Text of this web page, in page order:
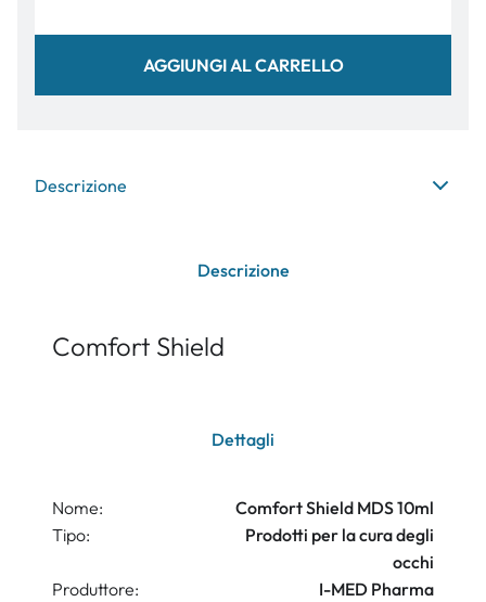
AGGIUNGI AL CARRELLO
Descrizione
Descrizione
Comfort Shield
Dettagli
Nome:
Comfort Shield MDS 10ml
Tipo:
Prodotti per la cura degli
occhi
Produttore:
I-MED Pharma